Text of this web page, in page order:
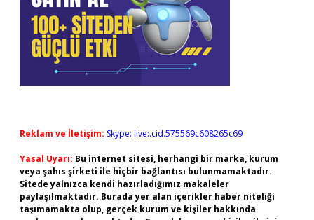
Reklam ve İletişim: Skype: live:.cid.575569c608265c69
Yasal Uyarı: Bu internet sitesi, herhangi bir marka, kurum
veya şahıs şirketi ile hiçbir bağlantısı bulunmamaktadır.
Sitede yalnızca kendi hazırladığımız makaleler
paylaşılmaktadır. Burada yer alan içerikler haber niteliği
taşımamakta olup, gerçek kurum ve kişiler hakkında